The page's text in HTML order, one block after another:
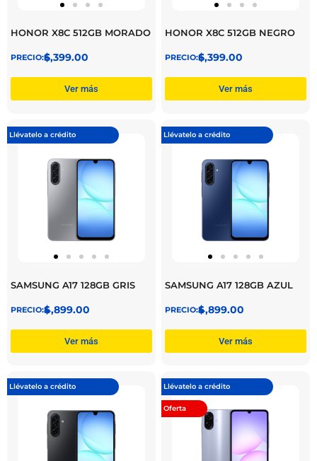
HONOR X8C 512GB MORADO
$
6,399.00
Ver más
HONOR X8C 512GB NEGRO
$
6,399.00
Ver más
Llévatelo a crédito
SAMSUNG A17 128GB GRIS
$
4,899.00
Ver más
Llévatelo a crédito
SAMSUNG A17 128GB AZUL
$
4,899.00
Ver más
Llévatelo a crédito Llévatelo a crédito
Oferta